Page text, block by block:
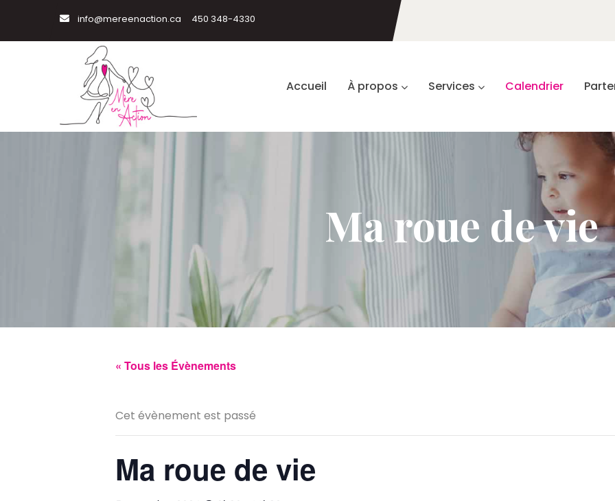
info@mereenaction.ca 450 348-4330
Accueil À propos Services Calendrier
Ma roue de vie
« Tous les Évènements
Cet évènement est passé
Ma roue de vie